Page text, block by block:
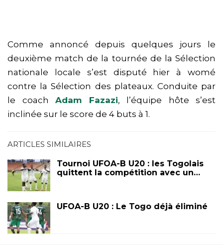
Comme annoncé depuis quelques jours le
deuxième match de la tournée de la Sélection
nationale locale s’est disputé hier à womé
contre la Sélection des plateaux. Conduite par
le coach Adam Fazazi, l’équipe hôte s’est
inclinée sur le score de 4 buts à 1.
ARTICLES SIMILAIRES
Tournoi UFOA-B U20 : les Togolais
quittent la compétition avec un…
UFOA-B U20 : Le Togo déjà éliminé